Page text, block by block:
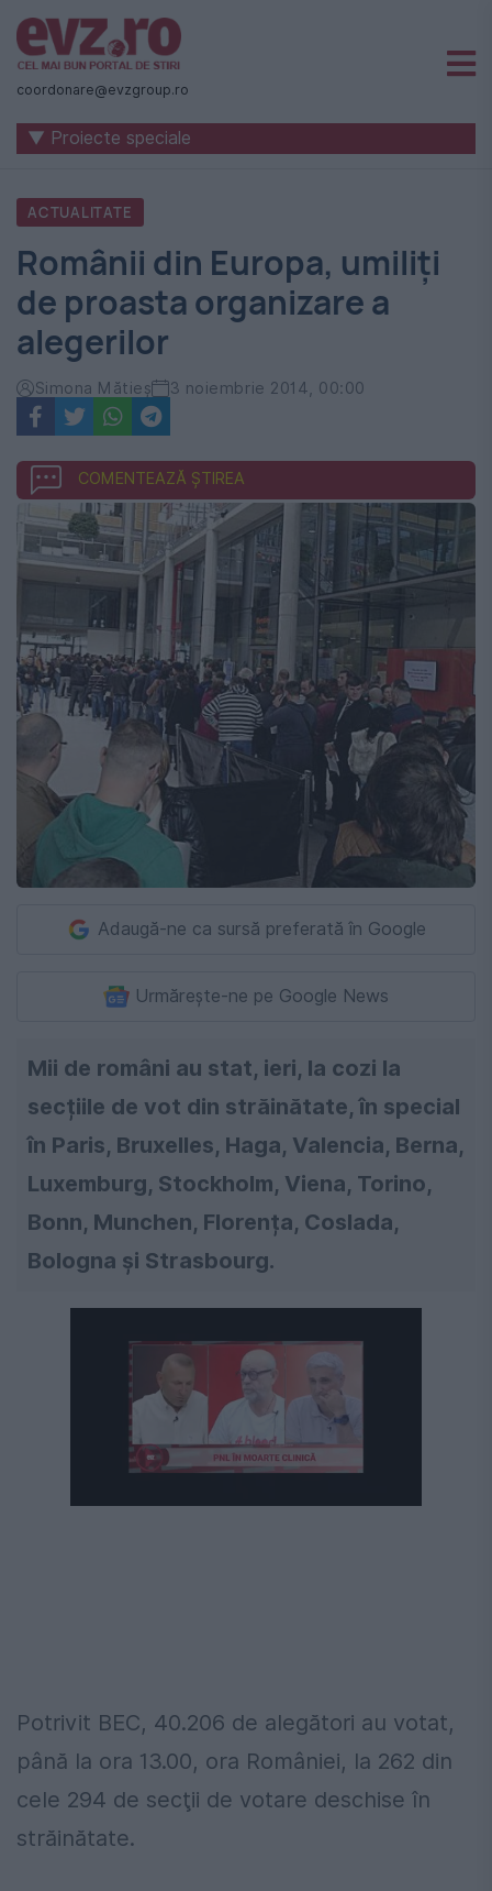
Știri
naționale
internaționale
România
-
Evenimentul
Zilei
coordonare@evzgroup.ro
▼ Proiecte speciale
ACTUALITATE
Românii din Europa, umiliți
de proasta organizare a
alegerilor
Simona Mătieș 3 noiembrie 2014, 00:00
COMENTEAZĂ ȘTIREA
Adaugă-ne ca sursă preferată în Google
Urmărește-ne pe Google News
Mii de români au stat, ieri, la cozi la
secțiile de vot din străinătate, în special
în Paris, Bruxelles, Haga, Valencia, Berna,
Luxemburg, Stockholm, Viena, Torino,
Bonn, Munchen, Florența, Coslada,
Bologna și Strasbourg.
Potrivit BEC, 40.206 de alegători au votat,
până la ora 13.00, ora României, la 262 din
cele 294 de secţii de votare deschise în
străinătate.